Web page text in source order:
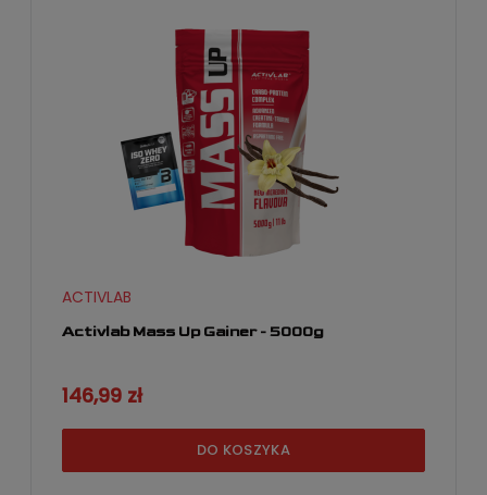
Activlab Mass Up Gainer - 5000g
ACTIVLAB
146,99 zł
DO KOSZYKA